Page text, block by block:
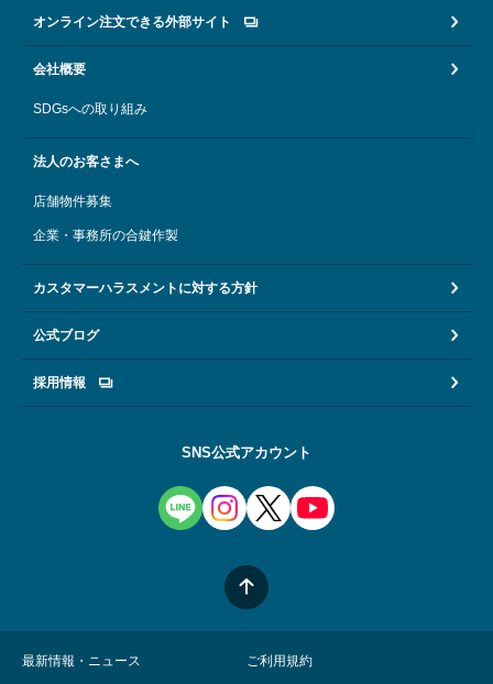
オンライン注文できる外部サイト
会社概要
SDGsへの取り組み
法人のお客さまへ
店舗物件募集
企業・事務所の合鍵作製
カスタマーハラスメントに対する方針
公式ブログ
採用情報
SNS公式アカウント
最新情報・ニュース ご利用規約